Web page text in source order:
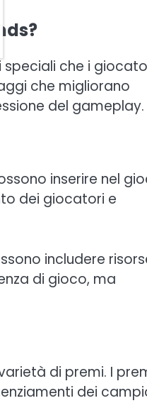
che i
che migliorano
del gameplay.
inserire nel
dei giocatori e
includere
di gioco, ma
di premi. I
dei